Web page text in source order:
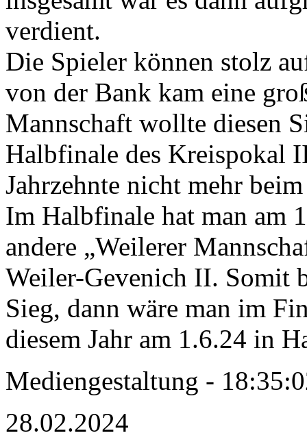
verdient.
Die Spieler können stolz
von der Bank kam eine
Mannschaft wollte diesen
Halbfinale des Kreispokal
Jahrzehnte nicht mehr
Im Halbfinale hat man am
andere „Weilerer
Weiler-Gevenich II. Somit
Sieg, dann wäre man im
diesem Jahr am 1.6.24 in
Mediengestaltung -
28.02.2024